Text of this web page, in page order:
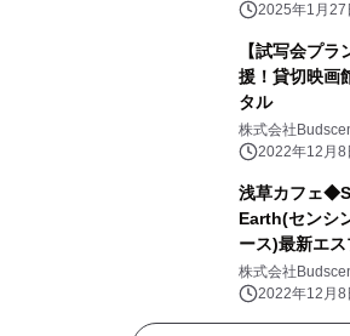
2025年1月27
【試写会プ
援！貸切映画
タル
株式会社
2022年12月8
浅草カフェ
Earth(センシ
ース)最新エ
お知らせ
株式会社
2022年12月8